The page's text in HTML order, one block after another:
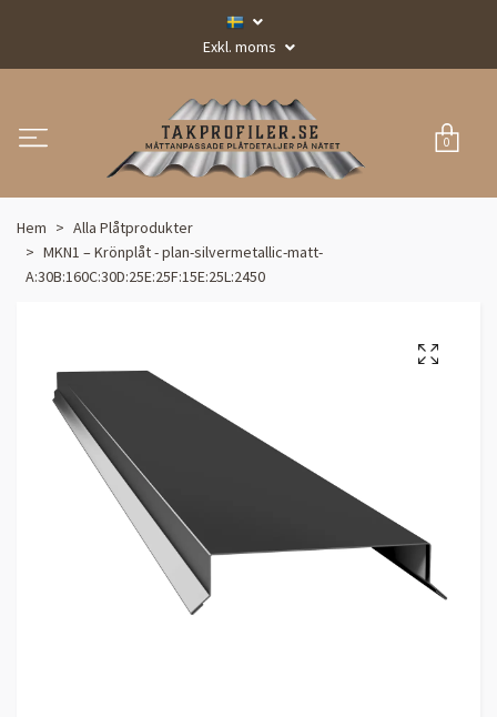
Exkl. moms
0
Hem
Alla Plåtprodukter
MKN1 – Krönplåt - plan-silvermetallic-matt-
A:30B:160C:30D:25E:25F:15E:25L:2450